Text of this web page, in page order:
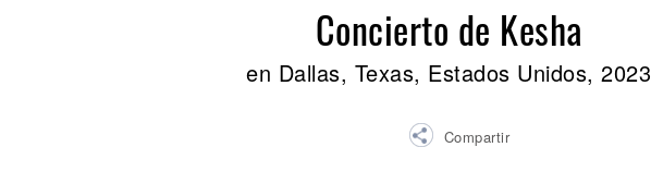
Concierto de Kesha
en Dallas, Texas, Estados Unidos, 2023
Compartir